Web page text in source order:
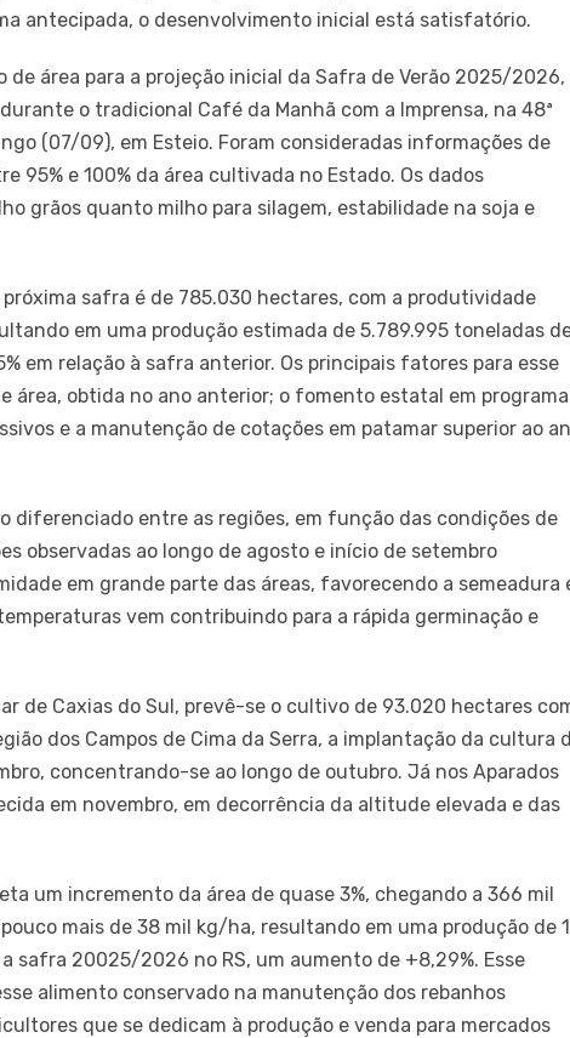
antecipada, o desenvolvimento inicial está satisfatório.
área para a projeção inicial da Safra de Verão 2025/2026,
o tradicional Café da Manhã com a Imprensa, na 48ª
(07/09), em Esteio. Foram consideradas informações de
95% e 100% da área cultivada no Estado. Os dados
grãos quanto milho para silagem, estabilidade na soja e
safra é de 785.030 hectares, com a produtividade
em uma produção estimada de 5.789.995 toneladas
em relação à safra anterior. Os principais fatores para esse
área, obtida no ano anterior; o fomento estatal em
e a manutenção de cotações em patamar superior ao
diferenciado entre as regiões, em função das condições de
observadas ao longo de agosto e início de setembro
em grande parte das áreas, favorecendo a semeadura
vem contribuindo para a rápida germinação e
de Caxias do Sul, prevê-se o cultivo de 93.020 hectares
dos Campos de Cima da Serra, a implantação da cultura
concentrando-se ao longo de outubro. Já nos Aparados
em novembro, em decorrência da altitude elevada e das
um incremento da área de quase 3%, chegando a 366 mil
mais de 38 mil kg/ha, resultando em uma produção de
safra 20025/2026 no RS, um aumento de +8,29%. Esse
alimento conservado na manutenção dos rebanhos
que se dedicam à produção e venda para mercados